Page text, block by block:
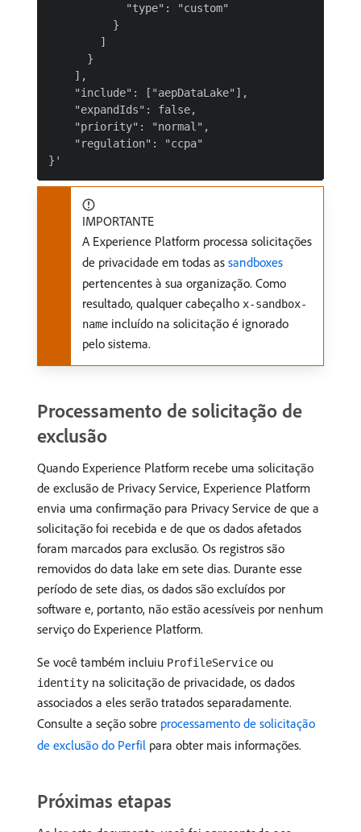
            "type": "custom"
          }
        ]
      }
    ],
    "include": ["aepDataLake"],
    "expandIds": false,
    "priority": "normal",
    "regulation": "ccpa"
IMPORTANTE
A Experience Platform processa solicitações
de privacidade em todas as sandboxes
pertencentes à sua organização. Como
resultado, qualquer cabeçalho x-sandbox-
name incluído na solicitação é ignorado
pelo sistema.
Processamento de solicitação de
exclusão
Quando Experience Platform recebe uma solicitação
de exclusão de Privacy Service, Experience Platform
envia uma confirmação para Privacy Service de que a
solicitação foi recebida e de que os dados afetados
foram marcados para exclusão. Os registros são
removidos do data lake em sete dias. Durante esse
período de sete dias, os dados são excluídos por
software e, portanto, não estão acessíveis por nenhum
serviço do Experience Platform.
Se você também incluiu ProfileService ou
identity na solicitação de privacidade, os dados
associados a eles serão tratados separadamente.
Consulte a seção sobre processamento de solicitação
de exclusão do Perfil para obter mais informações.
Próximas etapas